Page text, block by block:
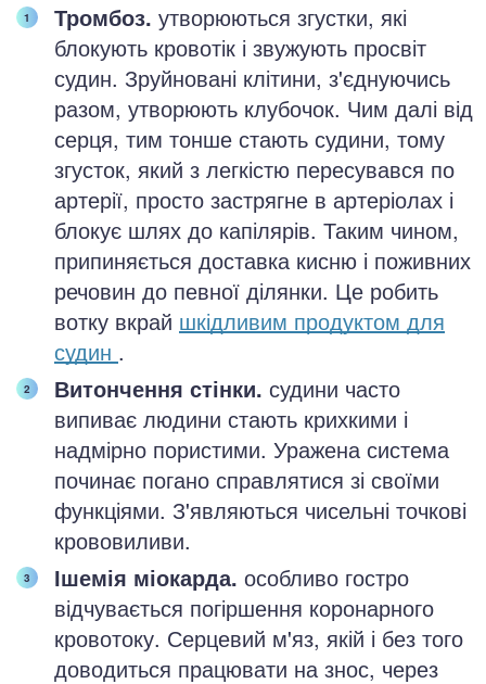
Тромбоз. утворюються згустки, які
блокують кровотік і звужують просвіт
судин. Зруйновані клітини, з'єднуючись
разом, утворюють клубочок. Чим далі від
серця, тим тонше стають судини, тому
згусток, який з легкістю пересувався по
артерії, просто застрягне в артеріолах і
блокує шлях до капілярів. Таким чином,
припиняється доставка кисню і поживних
речовин до певної ділянки. Це робить
вотку вкрай шкідливим продуктом для
судин .
Витончення стінки. судини часто
випиває людини стають крихкими і
надмірно пористими. Уражена система
починає погано справлятися зі своїми
функціями. З'являються чисельні точкові
крововиливи.
Ішемія міокарда. особливо гостро
відчувається погіршення коронарного
кровотоку. Серцевий м'яз, якій і без того
доводиться працювати на знос, через